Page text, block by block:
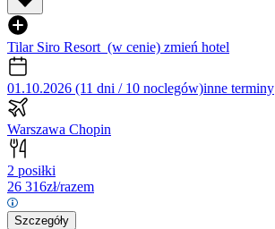
Tilar Siro Resort (w cenie) zmień hotel
01.10.2026 (11 dni / 10 noclegów)inne terminy
Warszawa Chopin
2 posiłki
26 316zł/razem
Szczegóły